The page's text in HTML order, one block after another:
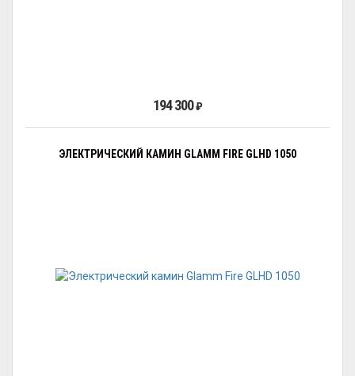
194 300₽
ЭЛЕКТРИЧЕСКИЙ КАМИН GLAMM FIRE GLHD 1050